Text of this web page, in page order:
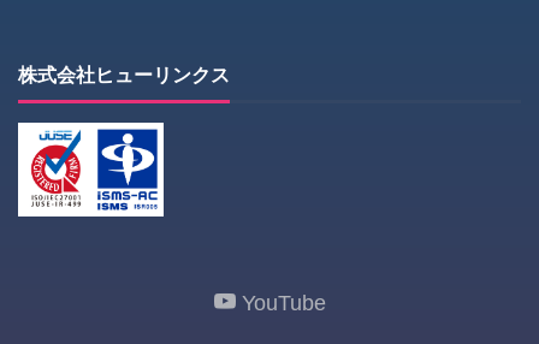
株式会社ヒューリンクス
YouTube